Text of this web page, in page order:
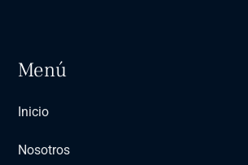
Menú
Inicio
Nosotros